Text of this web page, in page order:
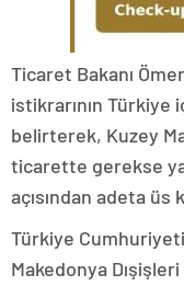
Ticaret Bakanı
istikrarının Türkiye
belirterek, Kuzey
ticarette gerekse
açısından adeta
Türkiye
Makedonya Dışişleri